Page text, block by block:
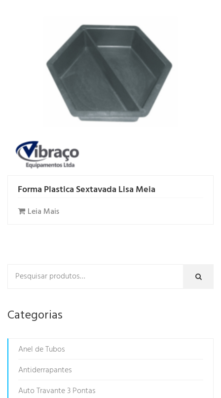
Forma Plastica Sextavada Lisa Meia
Leia Mais
Categorias
Anel de Tubos
Antiderrapantes
Auto Travante 3 Pontas